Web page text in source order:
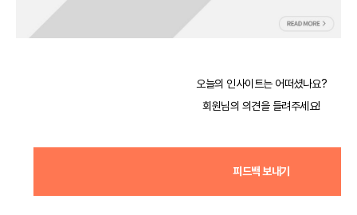
오늘의 인사이트는 어떠셨나요?
회원님의 의견을 들려주세요!
피드백 보내기